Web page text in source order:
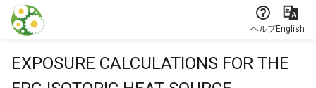
本文に飛ぶ
ヘルプEnglish
EXPOSURE CALCULATIONS FOR THE